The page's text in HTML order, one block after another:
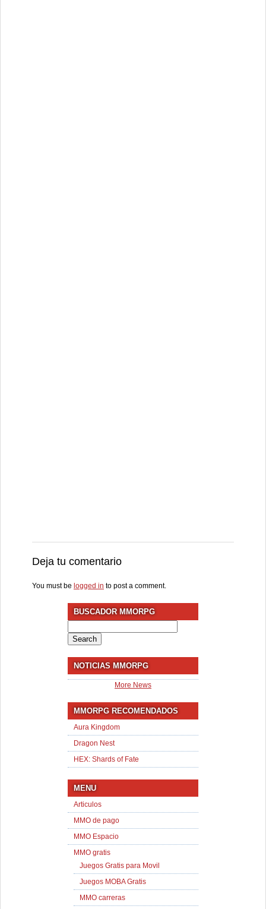
Deja tu comentario
You must be logged in to post a comment.
BUSCADOR MMORPG
for:
NOTICIAS MMORPG
More News
MMORPG RECOMENDADOS
Aura Kingdom
Dragon Nest
HEX: Shards of Fate
MENU
Articulos
MMO de pago
MMO Espacio
MMO gratis
Juegos Gratis para Movil
Juegos MOBA Gratis
MMO carreras